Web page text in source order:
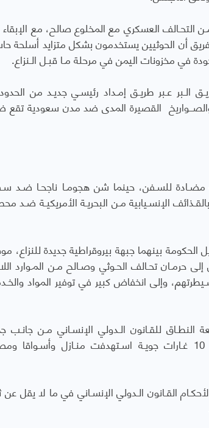
التحـالف العسكري مع المخلوع صالح، مع
أن الحوثيين يستخدمون بشكل متزايد أسلحة
في مخزونات اليمن في مرحلة مـا قبـل الـنزاع.
عـبر طريـق إمـداد رئيسـي جديـد من
والصــواريخ القصيرة المدى ضد مدن سعودية
للسـفن، حينما شن هجومـا ناجحـا ضـد
الإنسـيابية مـن البحريـة الأمريكيـة ضـد
بينهما جبهة بيروقراطية جديدة للنزاع،
تحـالف الحـوثي وصـالح مـن المـوارد
سـيطرتهم، وإلى انخفاض كبير في توفير المواد
للقـانون الـدولي الإنسـاني مـن جانـب
الأطراف، وذكر بأنه أجرى تحقيقات مفصلة في ما لا يقل عن 10 غـارات جويـة اسـتهدفت منـازل
القـانون الـدولي الإنسـاني في ما لا يقل عن